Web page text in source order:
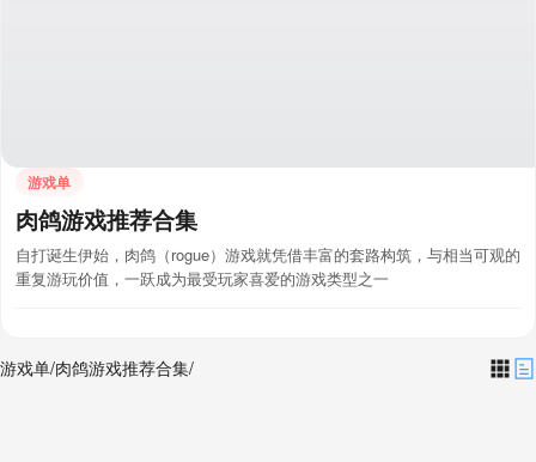
游戏单
肉鸽游戏推荐合集
自打诞生伊始，肉鸽（rogue）游戏就凭借丰富的套路构筑，与相当可观的
重复游玩价值，一跃成为最受玩家喜爱的游戏类型之一
游戏单/肉鸽游戏推荐合集/